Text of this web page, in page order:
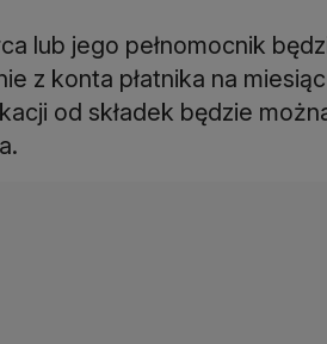
lub jego pełnomocnik
z konta płatnika na
od składek będzie